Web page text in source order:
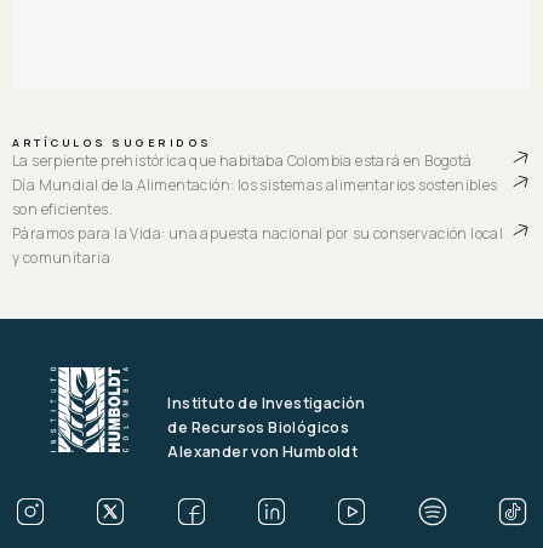
ARTÍCULOS SUGERIDOS
La serpiente prehistórica que habitaba Colombia estará en Bogotá
Día Mundial de la Alimentación: los sistemas alimentarios sostenibles
son eficientes.
Páramos para la Vida: una apuesta nacional por su conservación local
y comunitaria
Instituto de Investigación
de Recursos Biológicos
Alexander von Humboldt